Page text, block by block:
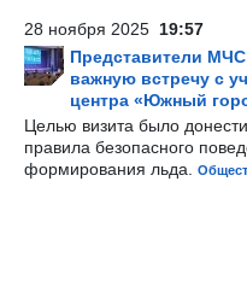
28 ноября 2025 19:57
Представители
важную встречу с
центра «Южный
Целью визита было
правила безопасного
формирования льда.